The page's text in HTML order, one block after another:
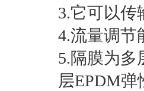
3.它可以传
4.流量调节
5.隔膜为多
层EPDM弹